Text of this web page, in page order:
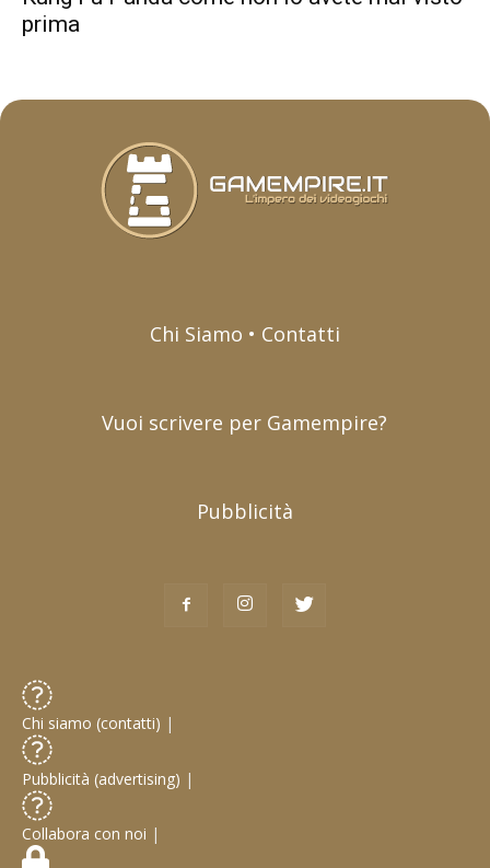
prima
Chi Siamo • Contatti
Vuoi scrivere per Gamempire?
Pubblicità
Chi siamo (contatti) |
Pubblicità (advertising) |
Collabora con noi |